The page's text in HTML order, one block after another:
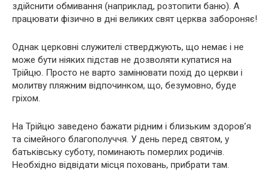
здійснити обмивання (наприклад, розтопити баню). А
працювати фізично в дні великих свят церква забороняє!
Однак церковні служителі стверджують, що немає і не
може бути ніяких підстав не дозволяти купатися на
Трійцю. Просто не варто замінювати похід до церкви і
молитву пляжним відпочинком, що, безумовно, буде
гріхом.
На Трійцю заведено бажати рідним і близьким здоров’я
та сімейного благополуччя. У день перед святом, у
батьківську суботу, поминають померлих родичів.
Необхідно відвідати місця поховань, прибрати там.